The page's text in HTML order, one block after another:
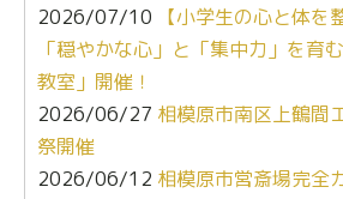
2026/07/10
【小学生の心と体を
「穏やかな心」と「集中力」を育
教室」開催！
2026/06/27 相模原市南区上鶴間
祭開催
2026/06/12 相模原市営斎場完全